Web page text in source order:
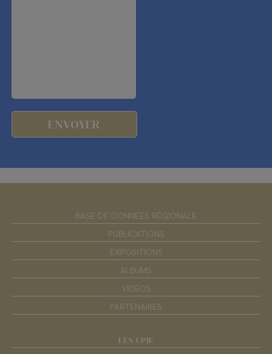
BASE DE DONNÉES RÉGIONALE
PUBLICATIONS
EXPOSITIONS
ALBUMS
VIDÉOS
PARTENAIRES
LES CPIE